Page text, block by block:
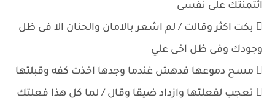
ائتمنتك على نفسى
 بكت اكثر وقالت / لم اشعر بالامان والحنان الا فى ظل
وجودك وفى ظل اخى علي
 مسح دموعها فدهش غندما وجدها اخذت كفه وقبلتها
 تعجب لفعلتها وازداد ضيقا وقال / لما كل هذا فعلتك